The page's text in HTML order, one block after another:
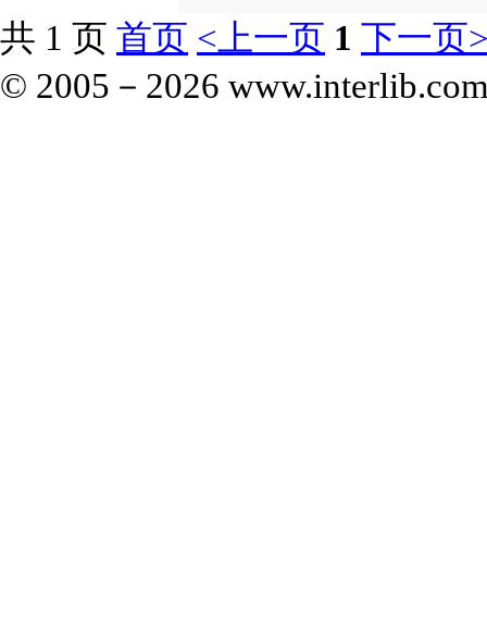
共 1 页 首页 <上一页 1 下一页
© 2005－ 2026